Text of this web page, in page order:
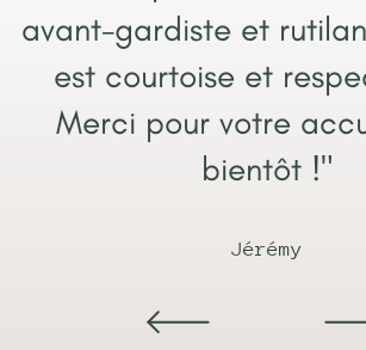
avant-gardiste et
est courtoise et
Merci pour votre
bientôt !"
Jérémy